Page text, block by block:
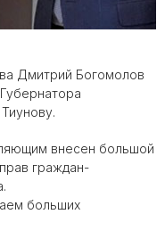
Дмитрий Богомолов
внесен большой
граждан-
больших